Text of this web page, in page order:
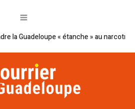
« étanche » au narcotrafic ?